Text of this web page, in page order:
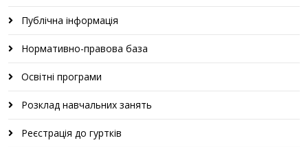
Публічна інформація
Нормативно-правова база
Освітні програми
Розклад навчальних занять
Реєстрація до гуртків